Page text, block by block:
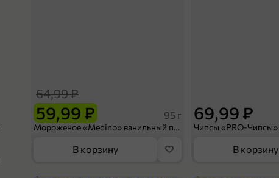
59,99 ₽
64,99 ₽
95 г
Мороженое «Medino» ванильный пломбир в рожке, 95 г
В корзину
69,99 ₽
В корзину